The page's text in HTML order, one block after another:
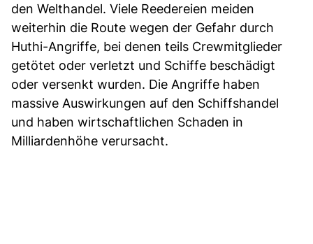
den Welthandel. Viele Reedereien meiden
weiterhin die Route wegen der Gefahr durch
Huthi-Angriffe, bei denen teils Crewmitglieder
getötet oder verletzt und Schiffe beschädigt
oder versenkt wurden. Die Angriffe haben
massive Auswirkungen auf den Schiffshandel
und haben wirtschaftlichen Schaden in
Milliardenhöhe verursacht.